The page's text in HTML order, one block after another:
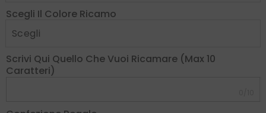
Scegli Il Colore Ricamo
Scrivi Qui Quello Che Vuoi Ricamare (max 10
Caratteri)